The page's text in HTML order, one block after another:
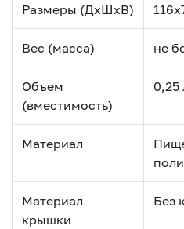
Размеры (ДхШхВ)
Вес (масса) не
Объем
(вместимость)
0,25
Материал
Материал
крышки
Без